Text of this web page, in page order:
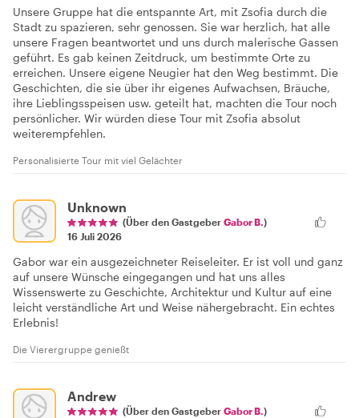
Unsere Gruppe hat die entspannte Art, mit Zsofia durch die
Stadt zu spazieren, sehr genossen. Sie war herzlich, hat alle
unsere Fragen beantwortet und uns durch malerische Gassen
geführt. Es gab keinen Zeitdruck, um bestimmte Orte zu
erreichen. Unsere eigene Neugier hat den Weg bestimmt. Die
Geschichten, die sie über ihr eigenes Aufwachsen, Bräuche,
ihre Lieblingsspeisen usw. geteilt hat, machten die Tour noch
persönlicher. Wir würden diese Tour mit Zsofia absolut
weiterempfehlen.
Personalisierte Tour mit viel Gelächter
Unknown
(Über den Gastgeber Gabor B. )
16 Juli 2026
Gabor war ein ausgezeichneter Reiseleiter. Er ist voll und ganz
auf unsere Wünsche eingegangen und hat uns alles
Wissenswerte zu Geschichte, Architektur und Kultur auf eine
leicht verständliche Art und Weise nähergebracht. Ein echtes
Erlebnis!
Die Vierergruppe genießt
Andrew
(Über den Gastgeber Gabor B. )